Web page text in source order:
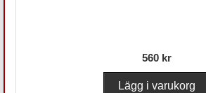
560 kr